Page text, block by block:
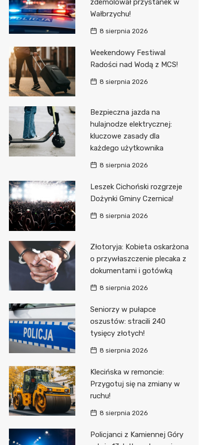
zdemolował przystanek w
Wałbrzychu!
8 sierpnia 2026
Weekendowy Festiwal
Radości nad Wodą z MCS!
8 sierpnia 2026
Bezpieczna jazda na
hulajnodze elektrycznej:
kluczowe zasady dla
każdego użytkownika
8 sierpnia 2026
Leszek Cichoński rozgrzeje
Dożynki Gminy Czernica!
8 sierpnia 2026
Złotoryja: Kobieta oskarżona
o przywłaszczenie plecaka z
dokumentami i gotówką
8 sierpnia 2026
Seniorzy w pułapce
oszustów: stracili 240
tysięcy złotych!
8 sierpnia 2026
Klecińska w remoncie:
Przygotuj się na zmiany w
ruchu!
8 sierpnia 2026
Policjanci z Kamiennej Góry